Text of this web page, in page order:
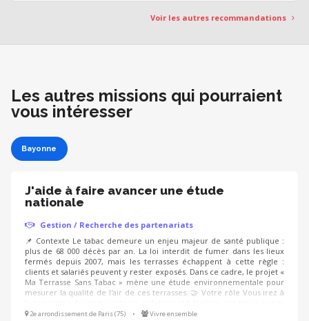
Voir les autres recommandations
Les autres missions qui pourraient
vous intéresser
Bayonne
J'aide à faire avancer une étude
nationale
Gestion / Recherche des partenariats
📌 Contexte Le tabac demeure un enjeu majeur de santé publique :
plus de 68 000 décès par an. La loi interdit de fumer dans les lieux
fermés depuis 2007, mais les terrasses échappent à cette règle :
clients et salariés peuvent y rester exposés. Dans ce cadre, le projet «
Ma Terrasse Sans Tabac » mène une étude environnementale pour
mesurer la qualité de l'air de ces terrasses. 🤝 Votre rôle Vous irez à
téléphone : 5 à 10 minutes pour présenter la démarche, recueillir
2e arrondissement de Paris (75) • Vivre ensemble